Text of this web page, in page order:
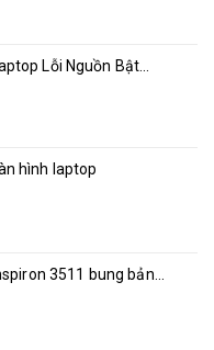
Lỗi Nguồn Bật...
hình laptop
3511 bung bản...